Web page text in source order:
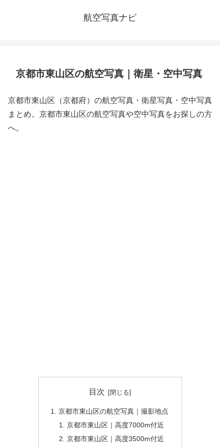
航空写真ナビ
京都市東山区の航空写真｜衛星・空中写真
京都市東山区（京都府）の航空写真・衛星写真・空中写真
まとめ。京都市東山区の航空写真や空中写真をお探しの方
へ。
目次
京都市東山区の航空写真｜撮影地点
京都市東山区｜高度7000m付近
京都市東山区｜高度3500m付近